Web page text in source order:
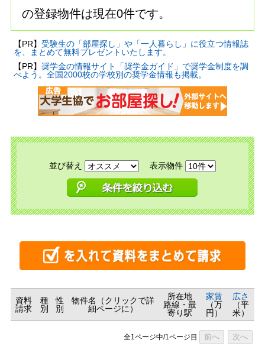
の登録物件は現在0件です。
【PR】 受験生の「部屋探し」や「一人暮らし」に役立つ情報誌
を、まとめて無料プレゼントいたします。
【PR】 奨学金の情報サイト「奨学金ガイド」で奨学金制度を調
べよう。全国2000校の学校別の奨学金情報も掲載。
並び替え 表示物件
資料
請求
種
別
性
別
物件名（クリックで詳
細ページに）
所在地
路線・最
寄り駅
家賃
（万
円）
広さ
（平
米）
全1ページ中/1ページ目 前へ 次へ